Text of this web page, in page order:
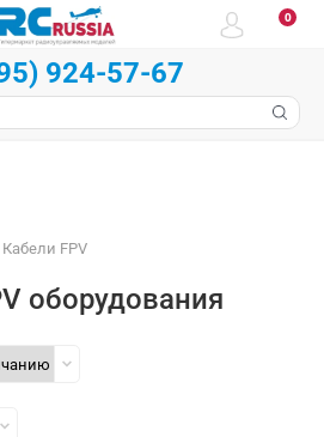
0
924-57-67
Кабели FPV
оборудования